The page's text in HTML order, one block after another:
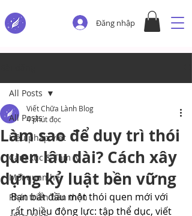
Đăng nhập
All Posts
Liệu pháp viết
Cảm xúc & Tâm lý
Mối quan hệ
Phát triển bản thân
All Posts
Làm sao để duy trì thói
quen lâu dài? Cách xây
dựng kỷ luật bền vững
Viết Chữa Lành Blog
4 phút đọc
Bạn bắt đầu một thói quen mới với
rất nhiều động lực: tập thể dục, viết